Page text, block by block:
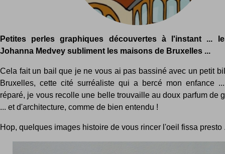
Petites perles graphiques découvertes à l'instant ...
Johanna Medvey subliment les maisons de Bruxelles ...
Cela fait un bail que je ne vous ai pas bassiné avec un petit
Bruxelles, cette cité surréaliste qui a bercé mon enfance
réparé, je vous recolle une belle trouvaille au doux parfum de
... et d'architecture, comme de bien entendu !
Hop, quelques images histoire de vous rincer l'oeil fissa presto